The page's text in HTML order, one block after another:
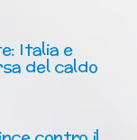
Italia e
del caldo